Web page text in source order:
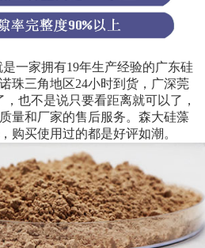
一家拥有19年生产经验的广东硅
珠三角地区24小时到货，广深莞
也不是说只要看距离就可以了，
量和厂家的售后服务。森大硅藻
购买使用过的都是好评如潮。